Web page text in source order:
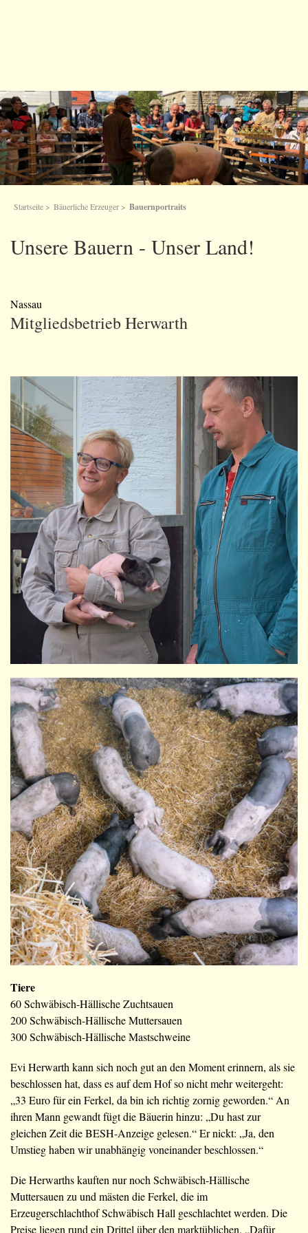
Startseite> Bäuerliche Erzeuger> Bauernportraits
Unsere Bauern - Unser Land!
Nassau
Mitgliedsbetrieb Herwarth
Tiere
60 Schwäbisch-Hällische Zuchtsauen
200 Schwäbisch-Hällische Muttersauen
300 Schwäbisch-Hällische Mastschweine
Evi Herwarth kann sich noch gut an den Moment erinnern, als sie
beschlossen hat, dass es auf dem Hof so nicht mehr weitergeht:
„33 Euro für ein Ferkel, da bin ich richtig zornig geworden.“ An
ihren Mann gewandt fügt die Bäuerin hinzu: „Du hast zur
gleichen Zeit die BESH-Anzeige gelesen.“ Er nickt: „Ja, den
Umstieg haben wir unabhängig voneinander beschlossen.“
Die Herwarths kauften nur noch Schwäbisch-Hällische
Muttersauen zu und mästen die Ferkel, die im
Erzeugerschlachthof Schwäbisch Hall geschlachtet werden. Die
Preise liegen rund ein Drittel über den marktüblichen. „Dafür